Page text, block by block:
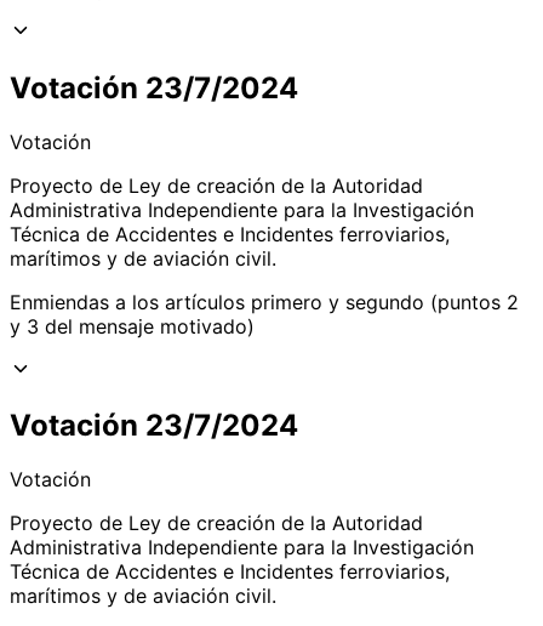
Votación 23/7/2024
Votación
Proyecto de Ley de creación de la Autoridad
Administrativa Independiente para la Investigación
Técnica de Accidentes e Incidentes ferroviarios,
marítimos y de aviación civil.
Enmiendas a los artículos primero y segundo (puntos 2
y 3 del mensaje motivado)
Votación 23/7/2024
Votación
Proyecto de Ley de creación de la Autoridad
Administrativa Independiente para la Investigación
Técnica de Accidentes e Incidentes ferroviarios,
marítimos y de aviación civil.